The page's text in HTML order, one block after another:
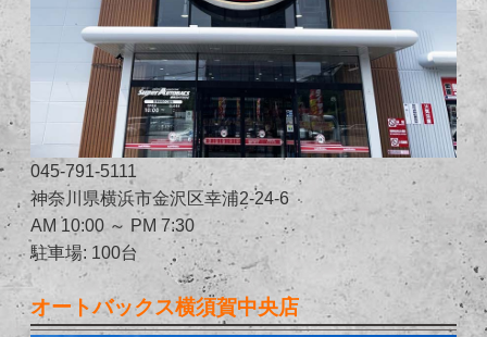
045-791-5111
神奈川県横浜市金沢区幸浦2-24-6
AM 10:00 ～ PM 7:30
駐車場: 100台
オートバックス横須賀中央店